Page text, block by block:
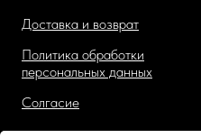
Доставка и возврат
Политика обработки
персональных данных
Солгасие